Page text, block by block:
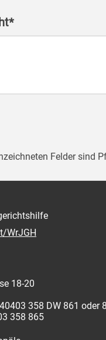
Felder sind
WrJGH
18-20
358 DW 861 oder
358 865